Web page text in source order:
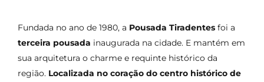
Fundada no ano de 1980, a Pousada Tiradentes foi a
terceira pousada inaugurada na cidade. E mantém em
sua arquitetura o charme e requinte histórico da
região. Localizada no coração do centro histórico de